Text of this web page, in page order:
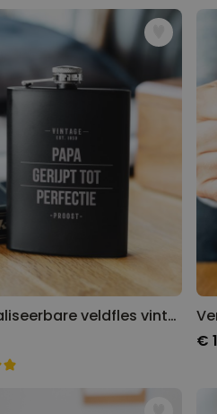
Personaliseerbare veldfles vintage
€